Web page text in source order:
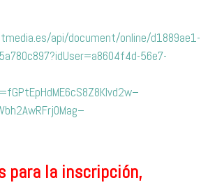
api/document/online/d1889ae1-
56e7-
para la inscripción,